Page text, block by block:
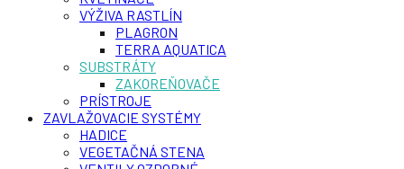
VÝŽIVA RASTLÍN
PLAGRON
TERRA AQUATICA
SUBSTRÁTY
ZAKOREŇOVAČE
PRÍSTROJE
ZAVLAŽOVACIE SYSTÉMY
HADICE
VEGETAČNÁ STENA